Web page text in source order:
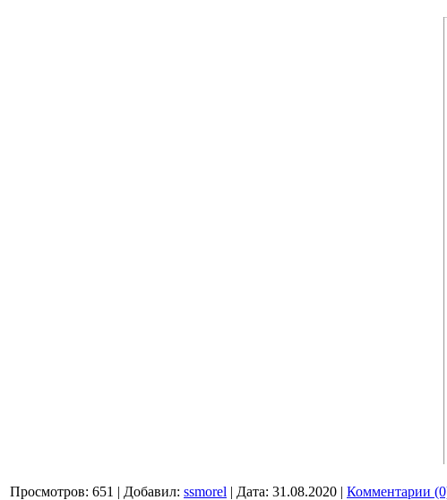
Просмотров: 651 | Добавил: ssmorel | Дата: 31.08.2020 | Комментарии